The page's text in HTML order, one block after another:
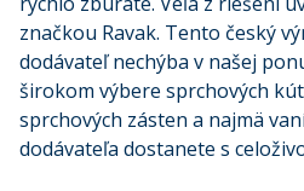
značkou Ravak. Tento český
dodávateľ nechýba v našej
širokom výbere sprchových
sprchových zásten a najmä
dodávateľa dostanete s